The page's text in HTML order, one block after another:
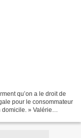
qu’on a le droit de
pour le consommateur
domicile. » Valérie